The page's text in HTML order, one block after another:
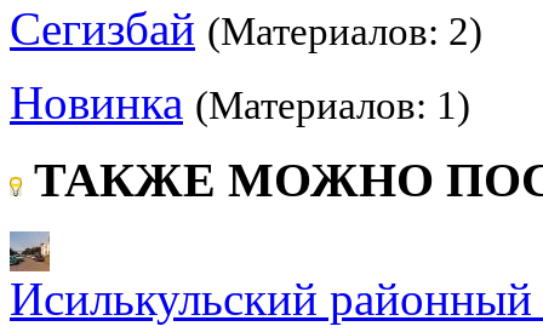
Сегизбай (Материалов: 2)
Новинка (Материалов: 1)
ТАКЖЕ МОЖНО
Исилькульский районный